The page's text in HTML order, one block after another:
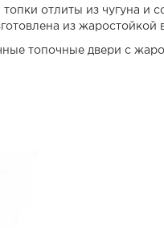
отлиты из чугуна
из
топочные двери с